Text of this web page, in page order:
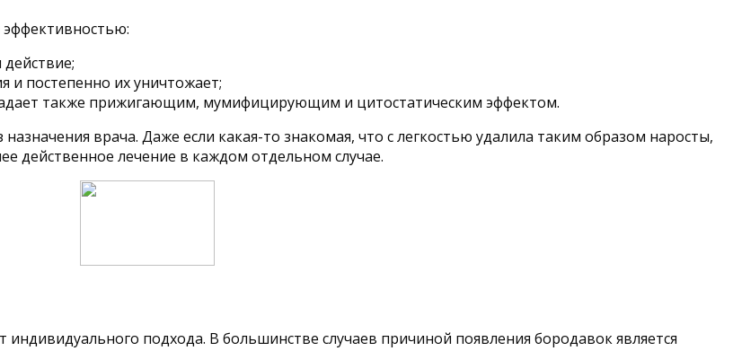
и постепенно их уничтожает;
также прижигающим, мумифицирующим и цитостатическим эффектом.
врача. Даже если какая-то знакомая, что с легкостью удалила таким образом наросты,
действенное лечение в каждом отдельном случае.
подхода. В большинстве случаев причиной появления бородавок является